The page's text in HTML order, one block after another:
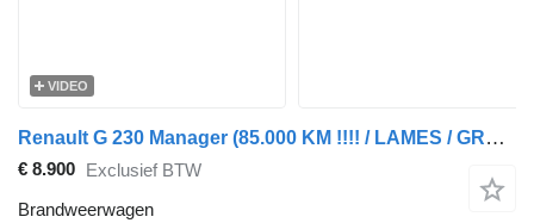
VIDEO
Renault G 230 Manager (85.000 KM !!!! / LAMES / GRAND PONT / BIG AXLE /
€ 8.900
Exclusief BTW
Brandweerwagen